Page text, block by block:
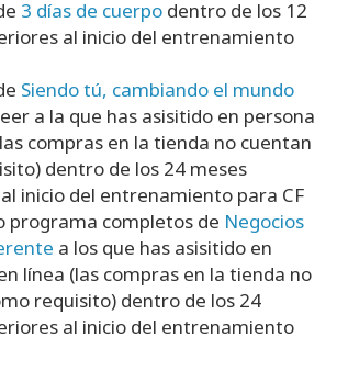
3 días de cuerpo dentro de los 12
al inicio del entrenamiento
Siendo tú, cambiando el mundo
a la que has asisitido en persona
compras en la tienda no cuentan
dentro de los 24 meses
inicio del entrenamiento para CF
programa completos de Negocios
a los que has asisitido en
línea (las compras en la tienda no
requisito) dentro de los 24
al inicio del entrenamiento